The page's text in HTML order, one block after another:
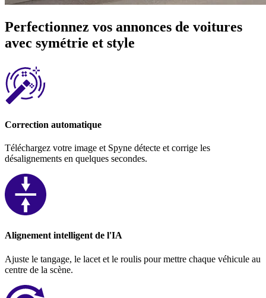
Perfectionnez vos annonces de voitures
avec symétrie et style
Correction automatique
Téléchargez votre image et Spyne détecte et corrige les
désalignements en quelques secondes.
Alignement intelligent de l'IA
Ajuste le tangage, le lacet et le roulis pour mettre chaque véhicule au
centre de la scène.